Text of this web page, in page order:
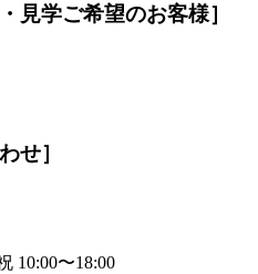
見学ご希望のお客様］
せ］
10:00〜18:00